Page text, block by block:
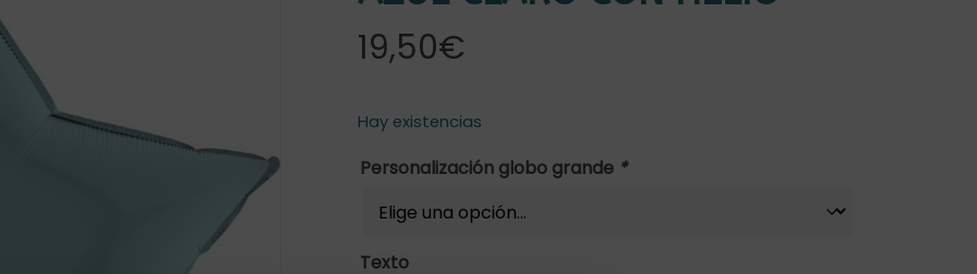
19,50€
Hay existencias
Personalización globo grande *
Texto